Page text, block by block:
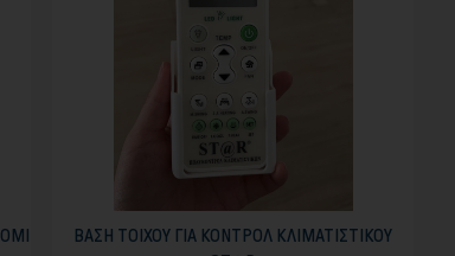
ΒΑΣΗ ΤΟΙΧΟΥ ΓΙΑ ΚΟΝΤΡΟΛ ΚΛΙΜΑΤΙΣΤΙΚΟΥ